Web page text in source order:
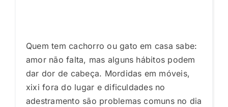
Quem tem cachorro ou gato em casa sabe:
amor não falta, mas alguns hábitos podem
dar dor de cabeça. Mordidas em móveis,
xixi fora do lugar e dificuldades no
adestramento são problemas comuns no dia